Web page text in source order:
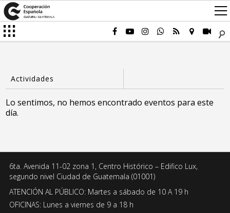
Lo sentimos, no hemos encontrado eventos para este
día.
6ta. Avenida 11-02 zona 1, Centro Histórico – Edifico Lux,
segundo nivel Ciudad de Guatemala (01001)
ATENCIÓN AL PÚBLICO: Martes a sábado de 10 A 19 h
OFICINAS: Lunes a viernes de 9 a 18 h